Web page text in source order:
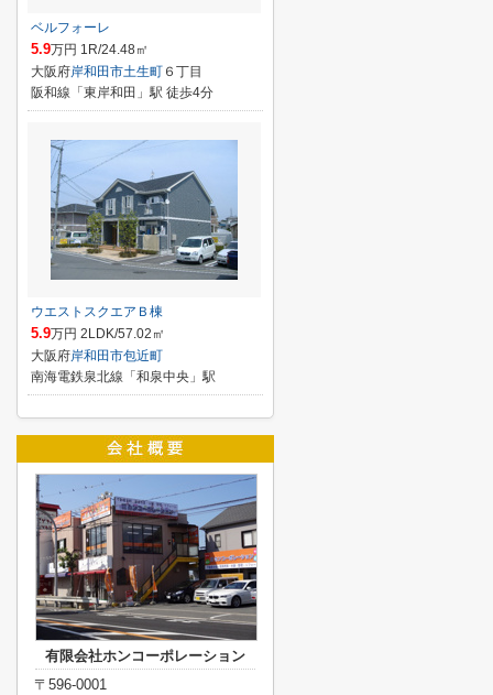
ベルフォーレ
5.9万円 1R/24.48㎡
大阪府岸和田市土生町 ６丁目
阪和線「東岸和田」駅 徒歩4分
ウエストスクエアＢ棟
5.9万円 2LDK/57.02㎡
大阪府岸和田市包近町
南海電鉄泉北線「和泉中央」駅
有限会社ホンコーポレーション
〒596-0001